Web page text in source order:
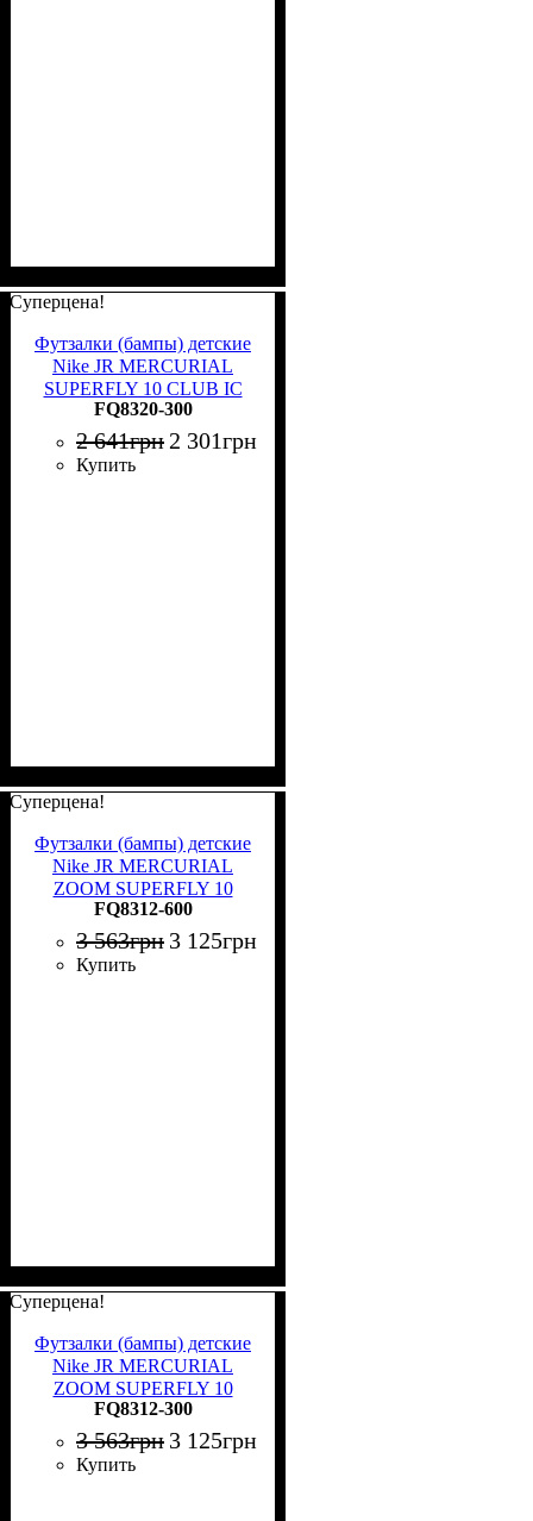
Суперцена!
Футзалки (бампы) детские
Nike JR MERCURIAL
SUPERFLY 10 CLUB IC
лаймовые FQ8320-300
FQ8320-300
2 641грн 2 301грн
Купить
Суперцена!
Футзалки (бампы) детские
Nike JR MERCURIAL
ZOOM SUPERFLY 10
ACADEMY IC розово-
красные FQ8312-600
FQ8312-600
3 563грн 3 125грн
Купить
Суперцена!
Футзалки (бампы) детские
Nike JR MERCURIAL
ZOOM SUPERFLY 10
ACADEMY IC лаймовые
FQ8312-300
FQ8312-300
3 563грн 3 125грн
Купить